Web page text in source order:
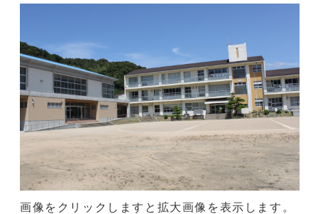
画像をクリックしますと拡大画像を表示します。